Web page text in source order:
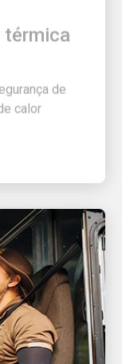
de
calor